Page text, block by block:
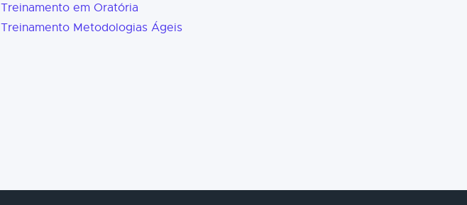
Treinamento em Oratória
Treinamento Metodologias Ágeis